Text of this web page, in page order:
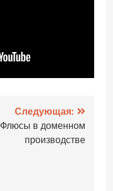
Следующая:
Флюсы в доменном
производстве